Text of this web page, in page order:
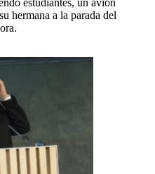
estudiantes, un avión
hermana a la parada del